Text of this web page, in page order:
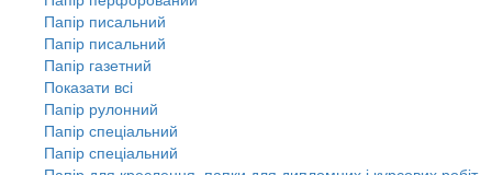
Папір писальний
Папір писальний
Папір газетний
Показати всі
Папір рулонний
Папір спеціальний
Папір спеціальний